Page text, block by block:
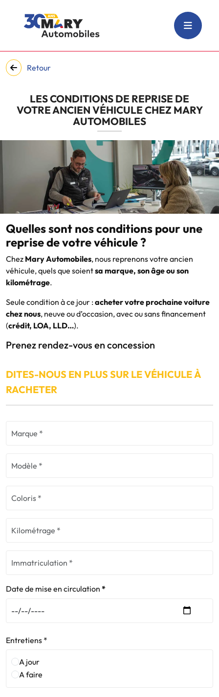
Retour
LES CONDITIONS DE REPRISE DE
VOTRE ANCIEN VÉHICULE CHEZ MARY
AUTOMOBILES
Quelles sont nos conditions pour une
reprise de votre véhicule ?
Chez Mary Automobiles, nous reprenons votre ancien
véhicule, quels que soientsa marque, son âge ou son
kilométrage.
Seule condition à ce jour :acheter votre prochaine voiture
chez nous, neuve ou d’occasion, avec ou sans financement
(crédit, LOA, LLD…).
Prenez rendez-vous en concession
DITES-NOUS EN PLUS SUR LE VÉHICULE À
RACHETER
Date de mise en circulation
Entretiens *
A jour
A faire